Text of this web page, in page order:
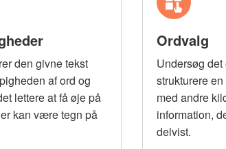
den givne tekst
af ord og
lettere at få øje på
kan være tegn på
Ordvalg
Undersøg
strukturere
med andre
information,
delvist.